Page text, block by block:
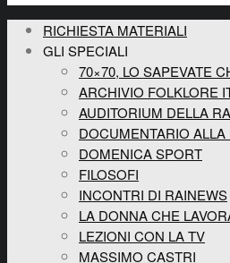
RICHIESTA MATERIALI
GLI SPECIALI
70×70, LO SAPEVATE
ARCHIVIO FOLKLORE
AUDITORIUM DELLA
DOCUMENTARIO ALLA
DOMENICA SPORT
FILOSOFI
INCONTRI DI RAINEWS
LA DONNA CHE
LEZIONI CON LA TV
MASSIMO CASTRI